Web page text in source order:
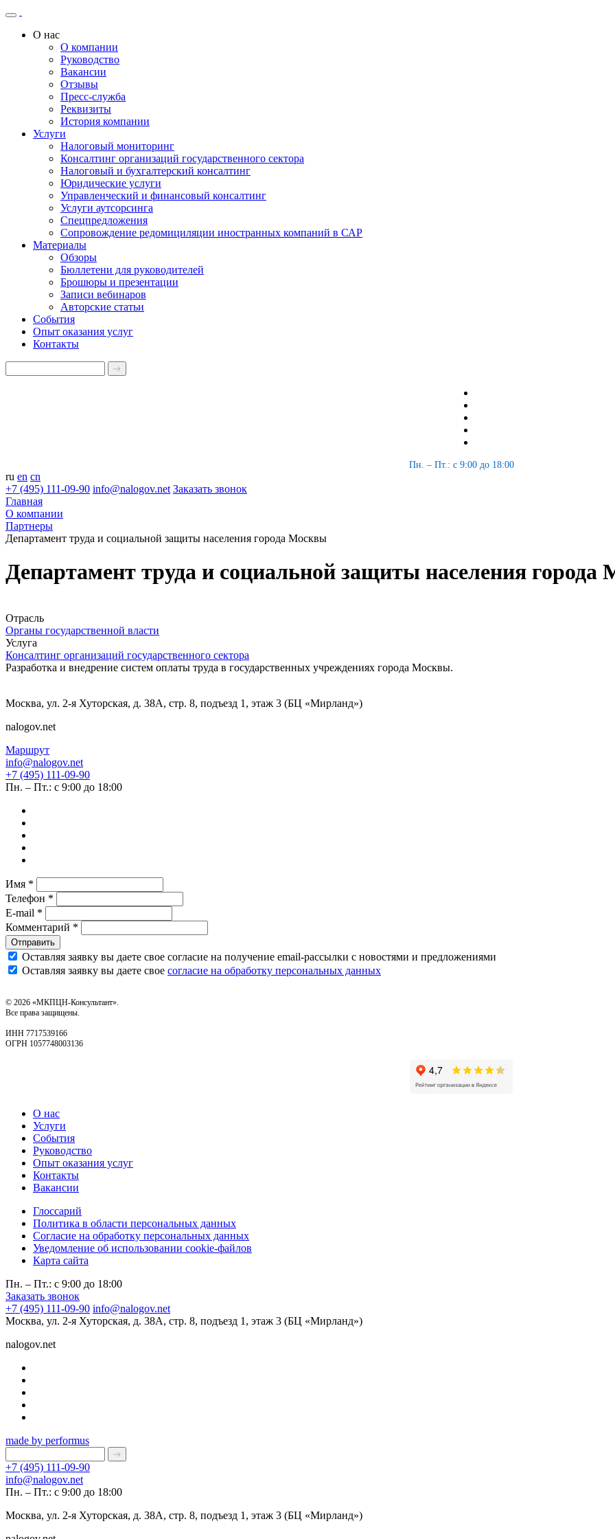
О нас
О компании
Руководство
Вакансии
Отзывы
Пресс-служба
Реквизиты
История компании
Услуги
Налоговый мониторинг
Консалтинг организаций государственного сектора
Налоговый и бухгалтерский консалтинг
Юридические услуги
Управленческий и финансовый консалтинг
Услуги аутсорсинга
Спецпредложения
Сопровождение редомициляции иностранных компаний в САР
Материалы
Обзоры
Бюллетени для руководителей
Брошюры и презентации
Записи вебинаров
Авторские статьи
События
Опыт оказания услуг
Контакты
Пн. – Пт.: с 9:00 до 18:00
ru en cn
+7 (495) 111-09-90 info@nalogov.net Заказать звонок
Главная
О компании
Партнеры
Департамент труда и социальной защиты населения города Москвы
Департамент труда и социальной защиты населения города
Отрасль
Органы государственной власти
Услуга
Консалтинг организаций государственного сектора
Разработка и внедрение систем оплаты труда в государственных учреждениях города Москвы.
Москва, ул. 2-я Хуторская, д. 38А, стр. 8, подъезд 1, этаж 3 (БЦ «Мирланд»)
nalogov.net
Маршрут
info@nalogov.net
+7 (495) 111-09-90
Пн. – Пт.: с 9:00 до 18:00
Имя *
Телефон *
E-mail *
Комментарий *
Отправить
Оставляя заявку вы даете свое согласие на получение email‑рассылки с новостями и предложениями
Оставляя заявку вы даете свое согласие на обработку персональных данных
© 2026 «МКПЦН-Консультант».
Все права защищены.
ИНН 7717539166
ОГРН 1057748003136
О нас
Услуги
События
Руководство
Опыт оказания услуг
Контакты
Вакансии
Глоссарий
Политика в области персональных данных
Согласие на обработку персональных данных
Уведомление об использовании cookie-файлов
Карта сайта
Пн. – Пт.: с 9:00 до 18:00
Заказать звонок
+7 (495) 111-09-90 info@nalogov.net
Москва, ул. 2-я Хуторская, д. 38А, стр. 8, подъезд 1, этаж 3 (БЦ «Мирланд»)
nalogov.net
made by performus
+7 (495) 111-09-90
info@nalogov.net
Пн. – Пт.: с 9:00 до 18:00
Москва, ул. 2-я Хуторская, д. 38А, стр. 8, подъезд 1, этаж 3 (БЦ «Мирланд»)